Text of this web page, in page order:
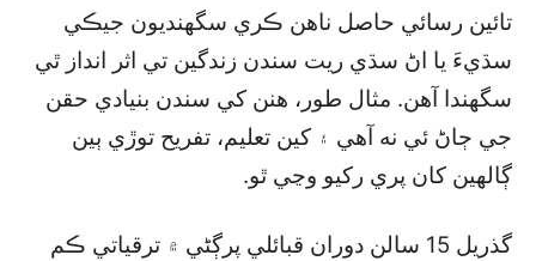
تائين رسائي حاصل ناهن ڪري سگھنديون جيڪي
سڌيءَ يا اڻ سڌي ريت سندن زندگين تي اثر انداز ٿي
سگھندا آهن. مثال طور، هنن کي سندن بنيادي حقن
جي ڄاڻ ئي نه آهي ۽ کين تعليم، تفريح توڙي ٻين
ڳالهين کان پري رکيو وڃي ٿو.
گذريل 15 سالن دوران قبائلي پرڳڻي ۾ ترقياتي ڪم